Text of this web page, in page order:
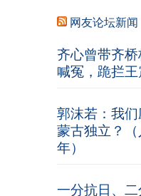
网友论坛新闻
齐心曾带齐
喊冤，跪拦王
郭沫若：我
蒙古独立？
年）
一分抗日、